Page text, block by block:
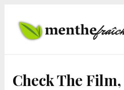
Check The